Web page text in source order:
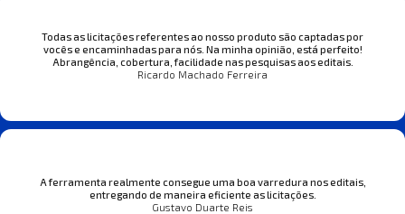
Todas as licitações referentes ao nosso produto são captadas por
vocês e encaminhadas para nós. Na minha opinião, está perfeito!
Abrangência, cobertura, facilidade nas pesquisas aos editais.
Ricardo Machado Ferreira
A ferramenta realmente consegue uma boa varredura nos editais,
entregando de maneira eficiente as licitações.
Gustavo Duarte Reis